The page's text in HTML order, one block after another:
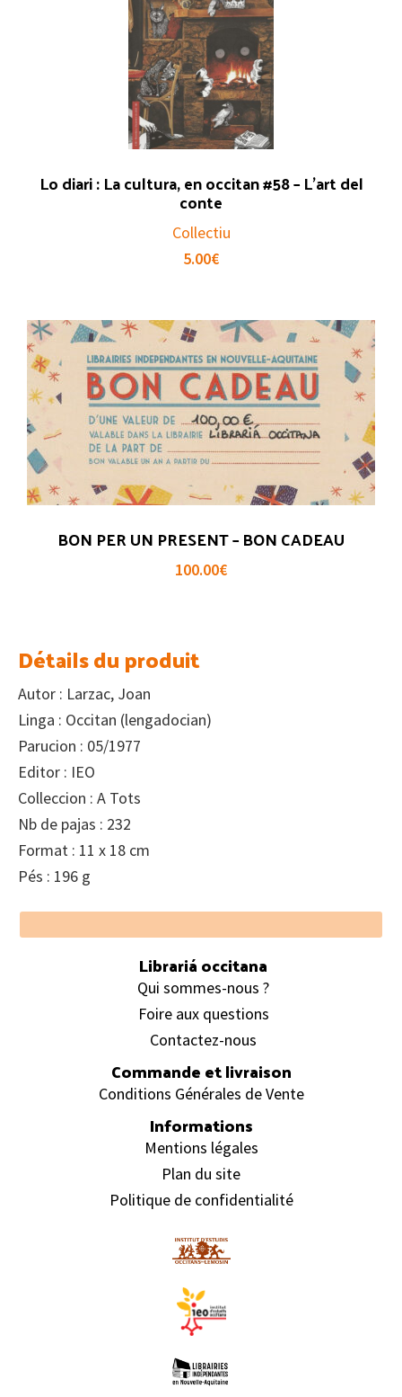
Lo diari : La cultura, en occitan #58 – L’art del
conte
Collectiu
5.00€
BON PER UN PRESENT – BON CADEAU
100.00€
Détails du produit
Autor : Larzac, Joan
Linga : Occitan (lengadocian)
Parucion : 05/1977
Editor : IEO
Colleccion : A Tots
Nb de pajas : 232
Format : 11 x 18 cm
Pés : 196 g
Footer
Librariá occitana
Qui sommes-nous ?
Foire aux questions
Contactez-nous
Commande et livraison
Conditions Générales de Vente
Informations
Mentions légales
Plan du site
Politique de confidentialité